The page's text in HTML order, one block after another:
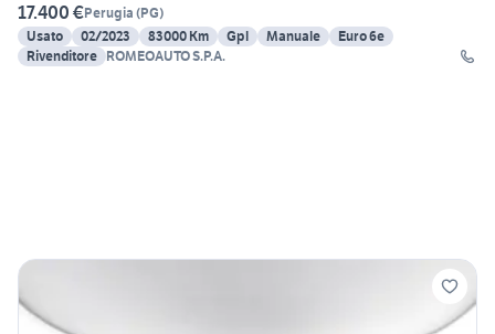
17.400 €Perugia (PG)
Usato
02/2023 83000 Km Gpl Manuale
Euro 6e
Rivenditore ROMEOAUTO S.P.A.